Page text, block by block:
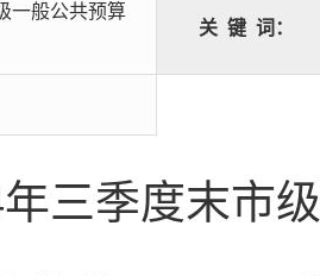
一般公共预算
关 键 词：
三季度末市